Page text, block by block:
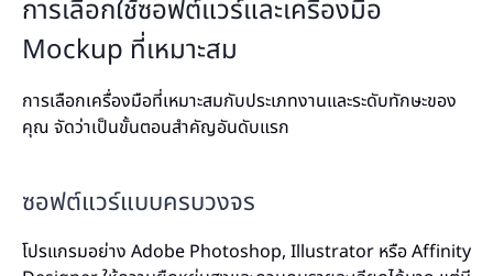
การเลือกใช้ซอฟต์แวร์และเครื่องมือ
Mockup ที่เหมาะสม
การเลือกเครื่องมือที่เหมาะสมกับประเภทงานและระดับทักษะของ
คุณ จัดว่าเป็นขั้นตอนสำคัญอันดับแรก
ซอฟต์แวร์แบบครบวงจร
โปรแกรมอย่าง Adobe Photoshop, Illustrator หรือ Affinity